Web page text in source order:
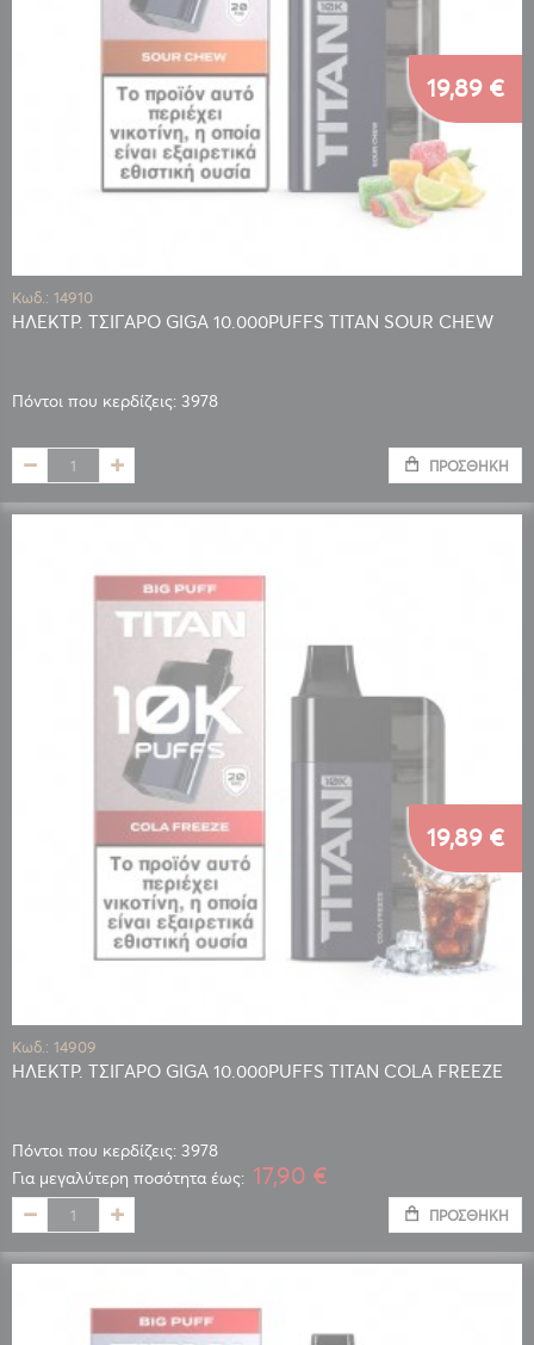
Κωδ.: 14910
ΗΛΕΚΤΡ. ΤΣΙΓΑΡΟ GIGA 10.000PUFFS TITAN SOUR CHEW
Πόντοι που κερδίζεις: 3978
19,89 €
ΠΡΟΣΘΉΚΗ
Κωδ.: 14909
ΗΛΕΚΤΡ. ΤΣΙΓΑΡΟ GIGA 10.000PUFFS TITAN COLA FREEZE
Πόντοι που κερδίζεις: 3978
19,89 €
Για μεγαλύτερη ποσότητα έως: 17,90 €
ΠΡΟΣΘΉΚΗ